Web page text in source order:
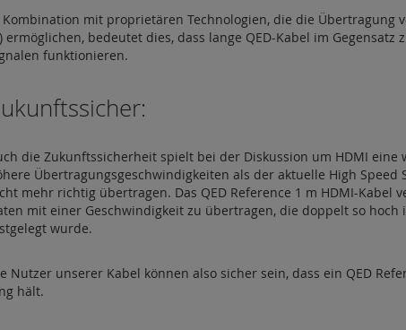
mit proprietären Technologien, die die Übertragung
ermöglichen, bedeutet dies, dass lange QED-Kabel im
funktionieren.
die Zukunftssicherheit spielt bei der Diskussion um HDMI
Übertragungsgeschwindigkeiten als der aktuelle High
mehr richtig übertragen. Das QED Reference 1 m HDMI-Kabel
mit einer Geschwindigkeit zu übertragen, die doppelt so hoch
wurde.
Nutzer unserer Kabel können also sicher sein, dass ein QED
hält.